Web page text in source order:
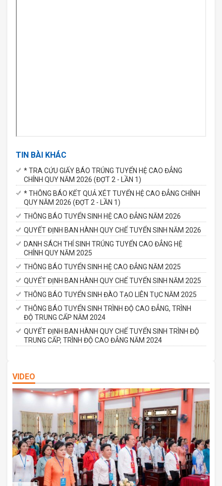
TIN BÀI KHÁC
* TRA CỨU GIẤY BÁO TRÚNG TUYỂN HỆ CAO ĐẲNG
CHÍNH QUY NĂM 2026 (ĐỢT 2 - LẦN 1)
* THÔNG BÁO KẾT QUẢ XÉT TUYỂN HỆ CAO ĐẲNG CHÍNH
QUY NĂM 2026 (ĐỢT 2 - LẦN 1)
THÔNG BÁO TUYỂN SINH HỆ CAO ĐẲNG NĂM 2026
QUYẾT ĐỊNH BAN HÀNH QUY CHẾ TUYỂN SINH NĂM 2026
DANH SÁCH THÍ SINH TRÚNG TUYỂN CAO ĐẲNG HỆ
CHÍNH QUY NĂM 2025
THÔNG BÁO TUYỂN SINH HỆ CAO ĐẲNG NĂM 2025
QUYẾT ĐỊNH BAN HÀNH QUY CHẾ TUYỂN SINH NĂM 2025
THÔNG BÁO TUYỂN SINH ĐÀO TẠO LIÊN TỤC NĂM 2025
THÔNG BÁO TUYỂN SINH TRÌNH ĐỘ CAO ĐẲNG, TRÌNH
ĐỘ TRUNG CẤP NĂM 2024
QUYẾT ĐỊNH BAN HÀNH QUY CHẾ TUYỂN SINH TRÌNH ĐỘ
TRUNG CẤP, TRÌNH ĐỘ CAO ĐẲNG NĂM 2024
VIDEO